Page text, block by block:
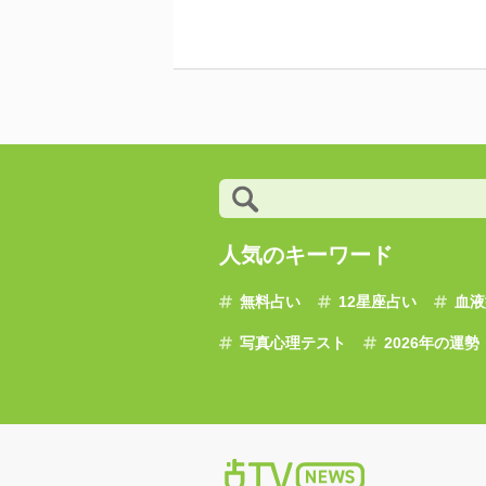
人気のキーワード
無料占い 12星座占い 血
写真心理テスト 2026年の運勢